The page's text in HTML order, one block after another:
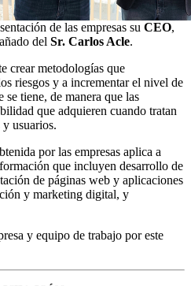
de las empresas su CEO,
del Sr. Carlos Acle.
crear metodologías que
riesgos y a incrementar el nivel de
tiene, de manera que las
que adquieren cuando tratan
usuarios.
por las empresas aplica a
que incluyen desarrollo de
de páginas web y aplicaciones
y marketing digital, y
y equipo de trabajo por este